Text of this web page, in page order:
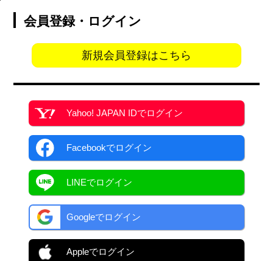
会員登録・ログイン
新規会員登録はこちら
Yahoo! JAPAN IDでログイン
Facebookでログイン
LINEでログイン
Googleでログイン
Appleでログイン